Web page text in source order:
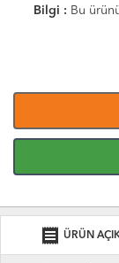
Bilgi : Bu
receipt ÜRÜN